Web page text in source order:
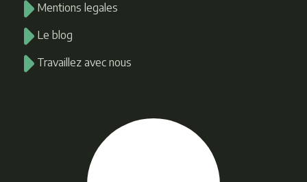
Mentions legales
Le blog
Travaillez avec nous